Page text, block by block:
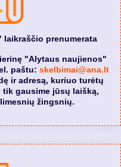
prenumerata
"Alytaus naujienos"
paštu: skelbimai@ana.lt
ir adresą, kuriuo turėtų
gausime jūsų laišką,
žingsnių.